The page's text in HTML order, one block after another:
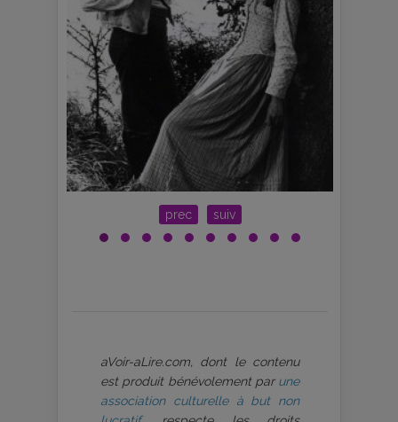
prec suiv
aVoir-aLire.com, dont le contenu
est produit bénévolement par une
association culturelle à but non